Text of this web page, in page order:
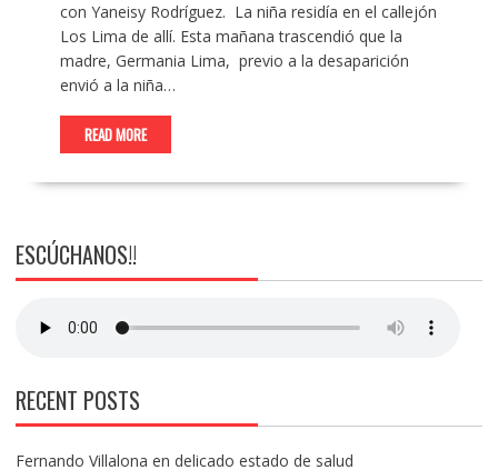
con Yaneisy Rodríguez. La niña residía en el callejón
Los Lima de allí. Esta mañana trascendió que la
madre, Germania Lima, previo a la desaparición
envió a la niña…
READ MORE
ESCÚCHANOS!!
RECENT POSTS
Fernando Villalona en delicado estado de salud